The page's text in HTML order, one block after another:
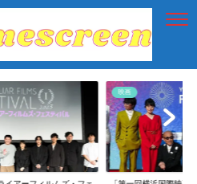
映画